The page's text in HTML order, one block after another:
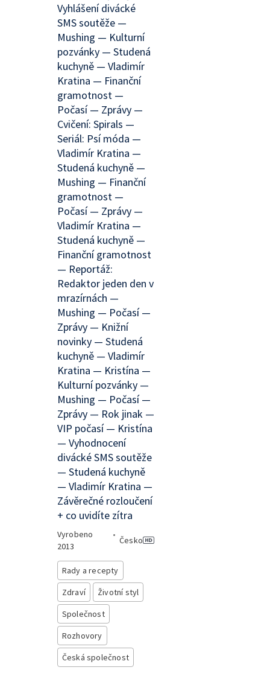
Vyhlášení divácké
SMS soutěže —
Mushing — Kulturní
pozvánky — Studená
kuchyně — Vladimír
Kratina — Finanční
gramotnost —
Počasí — Zprávy —
Cvičení: Spirals —
Seriál: Psí móda —
Vladimír Kratina —
Studená kuchyně —
Mushing — Finanční
gramotnost —
Počasí — Zprávy —
Vladimír Kratina —
Studená kuchyně —
Finanční gramotnost
— Reportáž:
Redaktor jeden den v
mrazírnách —
Mushing — Počasí —
Zprávy — Knižní
novinky — Studená
kuchyně — Vladimír
Kratina — Kristína —
Kulturní pozvánky —
Mushing — Počasí —
Zprávy — Rok jinak —
VIP počasí — Kristína
— Vyhodnocení
divácké SMS soutěže
— Studená kuchyně
— Vladimír Kratina —
Závěrečné rozloučení
+ co uvidíte zítra
Vyrobeno
2013
•
Česko
Rady a recepty
Zdraví
Životní styl
Společnost
Rozhovory
Česká společnost